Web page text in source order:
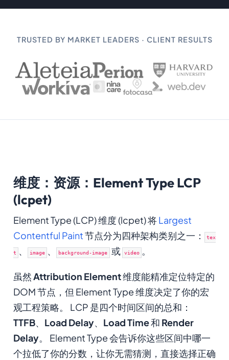
TRUSTED BY MARKET LEADERS · CLIENT RESULTS
维度：资源：Element Type LCP
(lcpet)
Element Type (LCP) 维度 (lcpet) 将Largest
Contentful Paint节点分为四种架构类别之一： tex
t 、 image 、 background-image 或 video 。
虽然 Attribution Element维度能精准定位特定的
DOM 节点，但 Element Type 维度决定了你的宏
观工程策略。 LCP 是四个时间区间的总和：
TTFB、 Load Delay、 Load Time和 Render
Delay。 Element Type 会告诉你这些区间中哪一
个拉低了你的分数，让你无需猜测，直接选择正确